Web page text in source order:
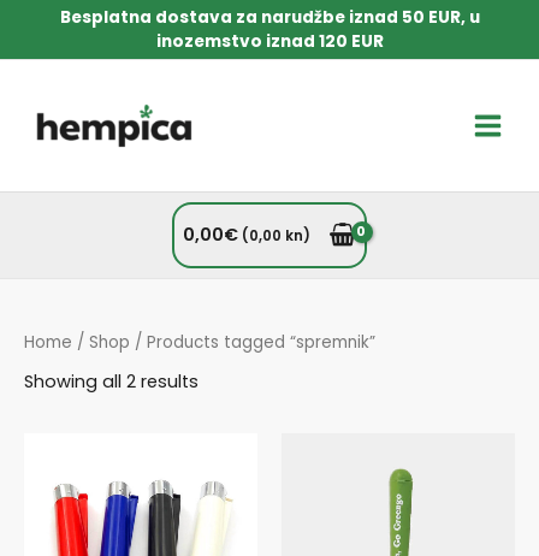
content
Besplatna dostava za narudžbe iznad 50 EUR, u
inozemstvo iznad 120 EUR
Main
Menu
0,00€ (0,00 kn)
Home / Shop / Products tagged “spremnik”
Showing all 2 results